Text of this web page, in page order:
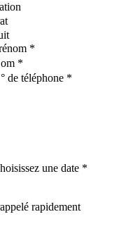
*
*
de téléphone *
une date *
rapidement